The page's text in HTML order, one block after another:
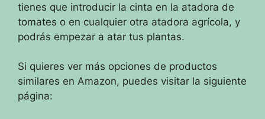
tienes que introducir la cinta en la atadora de
tomates o en cualquier otra atadora agrícola, y
podrás empezar a atar tus plantas.
Si quieres ver más opciones de productos
similares en Amazon, puedes visitar la siguiente
página: